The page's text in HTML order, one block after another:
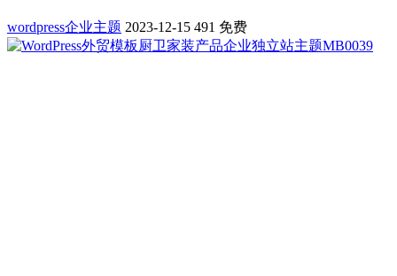
wordpress企业主题 2023-12-15 491 免费